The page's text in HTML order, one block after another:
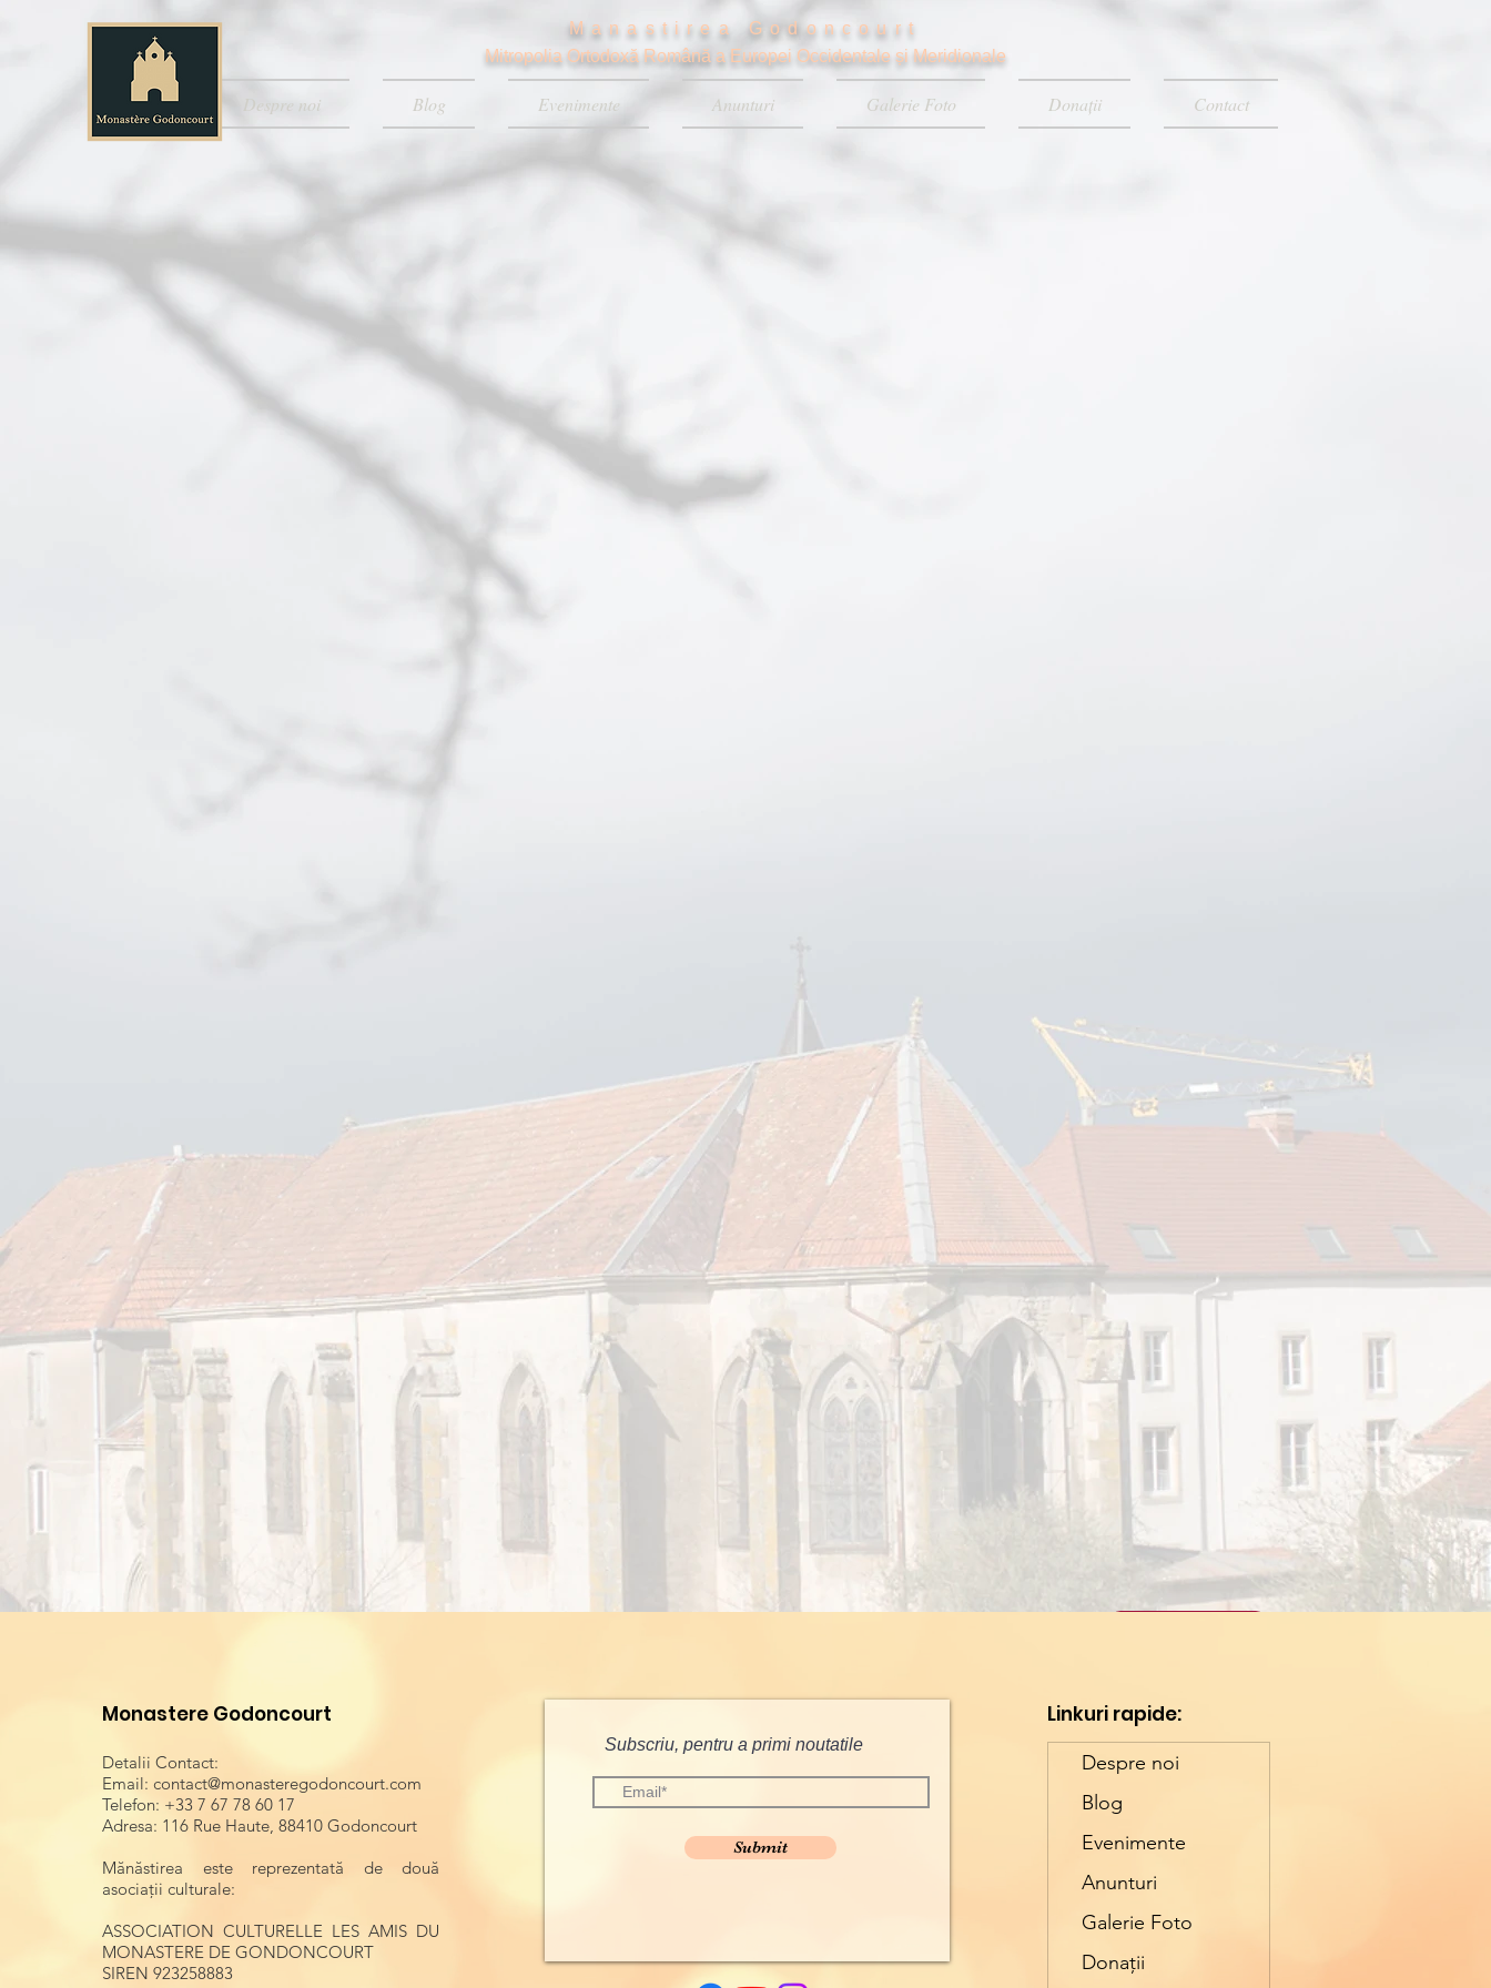
Despre noi Blog Evenimente Anunturi Galerie Foto Donații Contact
Manastirea Godoncourt
Mitropolia Ortodoxă Română a Europei Occidentale și Meridionale
Monastere Godoncourt
Detalii Contact:
Email:contact@monasteregodoncourt.com
Telefon: +33 7 67 78 60 17
Adresa: 116 Rue Haute, 88410 Godoncourt
Mănăstirea este reprezentată de două
asociații culturale:
ASSOCIATION CULTURELLE LES AMIS DU
MONASTERE DE GONDONCOURT
SIREN 923258883
Subscriu, pentru a primi noutatile
Submit
Linkuri rapide:
Despre noi
Blog
Evenimente
Anunturi
Galerie Foto
Donații